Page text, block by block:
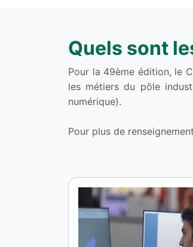
Quels sont
Pour la 49ème édition, le
les métiers du pôle
numérique).
Pour plus de